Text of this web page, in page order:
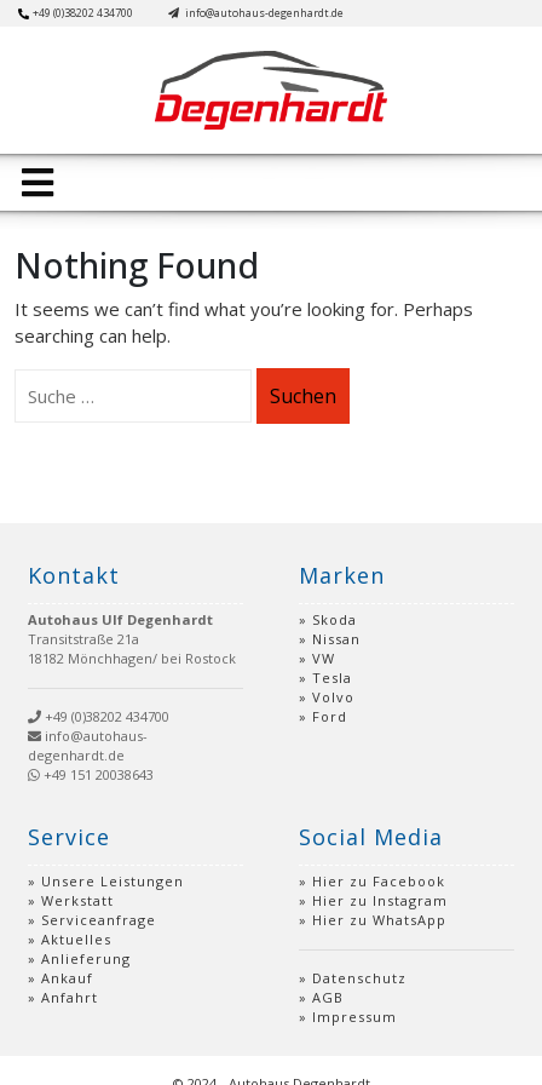
Skip+49 (0)38202 434700 info@autohaus-degenhardt.de
Open
Nothing Found
It seems we can’t find what you’re looking for. Perhaps
searching can help.
Suchen
Kontakt
Autohaus Ulf Degenhardt
Transitstraße 21a
18182 Mönchhagen/ bei Rostock
+49 (0)38202 434700
info@autohaus-
degenhardt.de
+49 151 20038643
Marken
Skoda
Nissan
VW
Tesla
Volvo
Ford
Service
Unsere Leistungen
Werkstatt
Serviceanfrage
Aktuelles
Anlieferung
Ankauf
Anfahrt
Social Media
Hier zu Facebook
Hier zu Instagram
Hier zu WhatsApp
Datenschutz
AGB
Impressum